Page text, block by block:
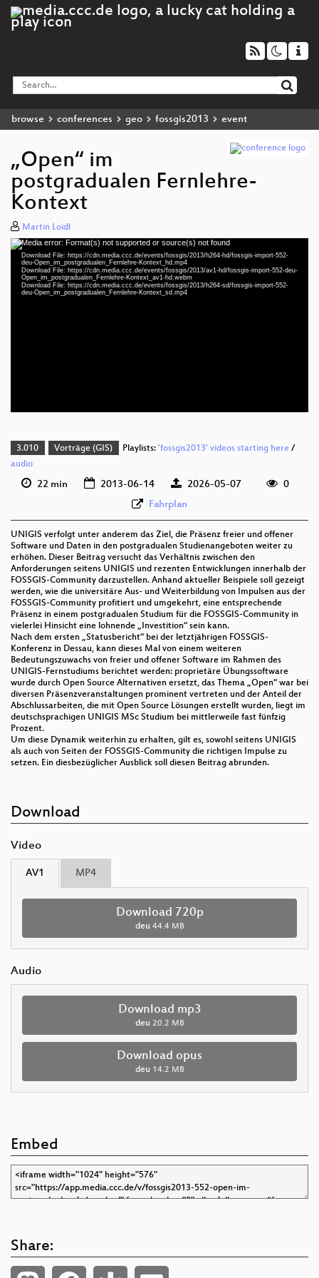
browse conferences geo fossgis2013 event
„Open“ im
postgradualen Fernlehre-
Kontext
Martin Loidl
Video
Player
Media error: Format(s) not supported or source(s) not found
Download File: https://cdn.media.ccc.de/events/fossgis/2013/h264-hd/fossgis-import-552-
deu-Open_im_postgradualen_Fernlehre-Kontext_hd.mp4
Download File: https://cdn.media.ccc.de/events/fossgis/2013/av1-hd/fossgis-import-552-deu-
Open_im_postgradualen_Fernlehre-Kontext_av1-hd.webm
Download File: https://cdn.media.ccc.de/events/fossgis/2013/h264-sd/fossgis-import-552-
deu-Open_im_postgradualen_Fernlehre-Kontext_sd.mp4
3.010 Vorträge (GIS) Playlists: 'fossgis2013' videos starting here/
audio
22 min 2013-06-14 2026-05-07
0
Fahrplan
UNIGIS verfolgt unter anderem das Ziel, die Präsenz freier und offener
Software und Daten in den postgradualen Studienangeboten weiter zu
erhöhen. Dieser Beitrag versucht das Verhältnis zwischen den
Anforderungen seitens UNIGIS und rezenten Entwicklungen innerhalb der
FOSSGIS-Community darzustellen. Anhand aktueller Beispiele soll gezeigt
werden, wie die universitäre Aus- und Weiterbildung von Impulsen aus der
FOSSGIS-Community profitiert und umgekehrt, eine entsprechende
Präsenz in einem postgradualen Studium für die FOSSGIS-Community in
vielerlei Hinsicht eine lohnende „Investition“ sein kann.
Nach dem ersten „Statusbericht“ bei der letztjährigen FOSSGIS-
Konferenz in Dessau, kann dieses Mal von einem weiteren
Bedeutungszuwachs von freier und offener Software im Rahmen des
UNIGIS-Fernstudiums berichtet werden: proprietäre Übungssoftware
wurde durch Open Source Alternativen ersetzt, das Thema „Open“ war bei
diversen Präsenzveranstaltungen prominent vertreten und der Anteil der
Abschlussarbeiten, die mit Open Source Lösungen erstellt wurden, liegt im
deutschsprachigen UNIGIS MSc Studium bei mittlerweile fast fünfzig
Prozent.
Um diese Dynamik weiterhin zu erhalten, gilt es, sowohl seitens UNIGIS
als auch von Seiten der FOSSGIS-Community die richtigen Impulse zu
setzen. Ein diesbezüglicher Ausblick soll diesen Beitrag abrunden.
Download
Video
AV1 MP4
Download 720p
deu 44.4 MB
Audio
Download mp3
deu 20.2 MB
Download opus
deu 14.2 MB
Embed
Share: